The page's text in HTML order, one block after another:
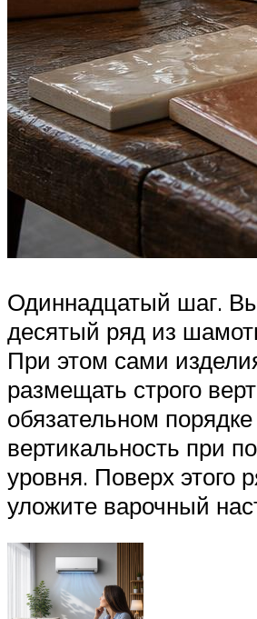
Одиннадцатый шаг.
десятый ряд из
При этом сами
размещать строго
обязательном
вертикальность при
уровня. Поверх этого
уложите варочный